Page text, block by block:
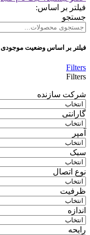
فیلتر بر اساس:
جستجو
فیلتر بر اساس وضعیت موجودی
Filters
Filters
شرکت سازنده
گارانتی
آمپر
سبک
نوع اتصال
ظرفیت
اندازه
رایحه